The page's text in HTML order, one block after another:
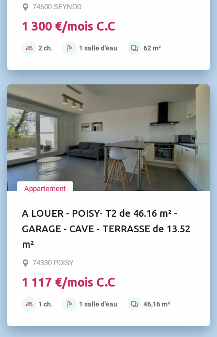
74600 SEYNOD
1 300 €/mois C.C
2 ch. 1 salle d’eau 62 m²
Appartement
A LOUER - POISY- T2 de 46.16 m² -
GARAGE - CAVE - TERRASSE de 13.52
m²
74330 POISY
1 117 €/mois C.C
1 ch. 1 salle d’eau 46,16 m²